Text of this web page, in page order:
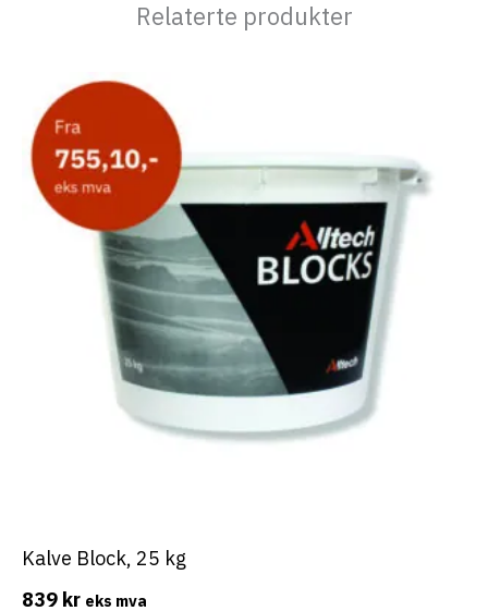
Relaterte produkter
Kalve Block, 25 kg
839 kr eks mva